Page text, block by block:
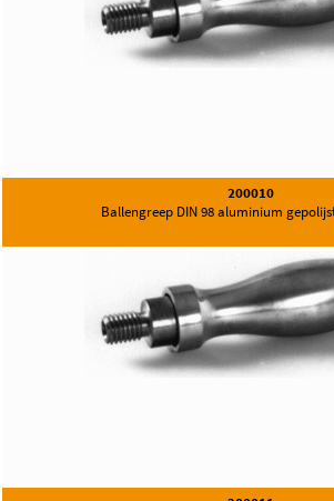
200010
Ballengreep DIN 98 aluminium